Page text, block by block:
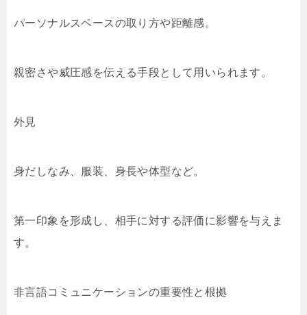
パーソナルスペースの取り方や距離感。
親密さや威圧感を伝える手段として用いられます。
外見
身だしなみ、服装、身長や体型など。
第一印象を形成し、相手に対する評価に影響を与えま
す。
非言語コミュニケーションの重要性と根拠